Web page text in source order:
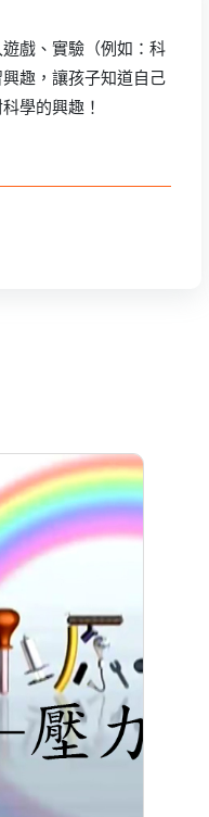
戲、實驗（例如：科
趣，讓孩子知道自己
學的興趣！
51.文面-壓
斯